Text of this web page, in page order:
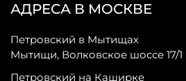
АДРЕСА В МОСКВЕ
Петровский в Мытищах
Мытищи, Волковское шоссе 17/1
Петровский на Каширке